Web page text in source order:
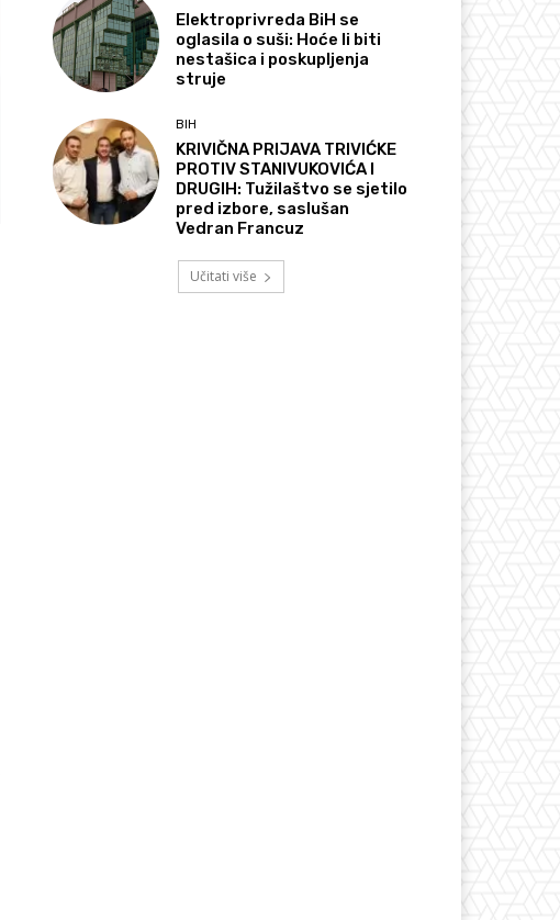
Elektroprivreda BiH se
oglasila o suši: Hoće li biti
nestašica i poskupljenja
struje
BIH
KRIVIČNA PRIJAVA TRIVIĆKE
PROTIV STANIVUKOVIĆA I
DRUGIH: Tužilaštvo se sjetilo
pred izbore, saslušan
Vedran Francuz
Učitati više